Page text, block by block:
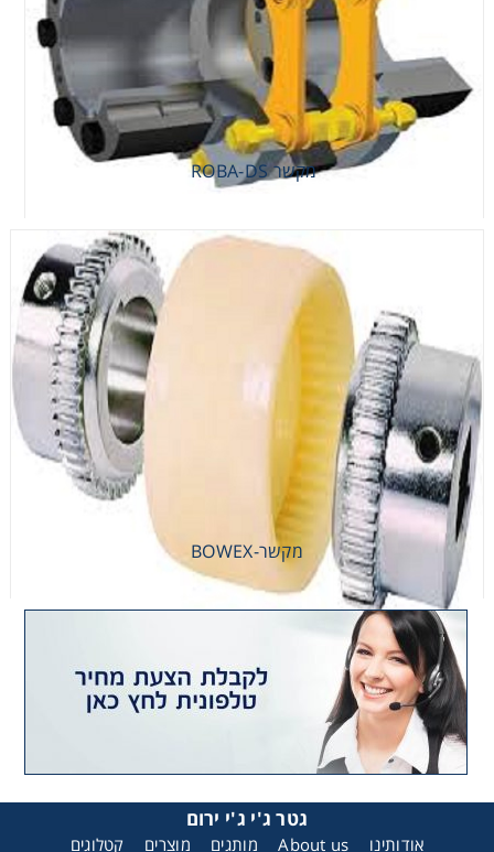
מקשר ROBA-DS
מקשר-BOWEX
גטר ג'י ג'י ירום
אודותינו About us מותגים מוצרים קטלוגים